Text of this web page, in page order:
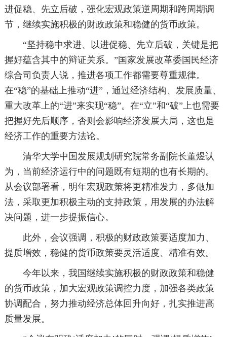
进促稳、先立后破，强化宏观政策逆周期和跨周期调
节，继续实施积极的财政政策和稳健的货币政策。
“坚持稳中求进、以进促稳、先立后破，关键是把
握好蕴含其中的辩证关系。”国家发展改革委国民经济
综合司负责人说，推进各项工作都需要尊重规律。
在“稳”的基础上推动“进”，通过经济结构、发展质量、
重大改革上的“进”来实现“稳”。在“立”和“破”上也需要
把握好先后顺序，否则会影响经济发展大局，这也是
经济工作的重要方法论。
清华大学中国发展规划研究院常务副院长董煜认
为，当前经济运行中的问题既有短期的也有长期的。
从会议部署看，明年宏观政策将更精准发力，多做加
法，采取更加积极主动的支持政策，用发展的办法解
决问题，进一步提振信心。
此外，会议强调，积极的财政政策要适度加力、
提质增效，稳健的货币政策要灵活适度、精准有效。
今年以来，我国继续实施积极的财政政策和稳健
的货币政策，加大宏观政策调控力度，加强各类政策
协调配合，努力推动经济总体回升向好，扎实推进高
质量发展。